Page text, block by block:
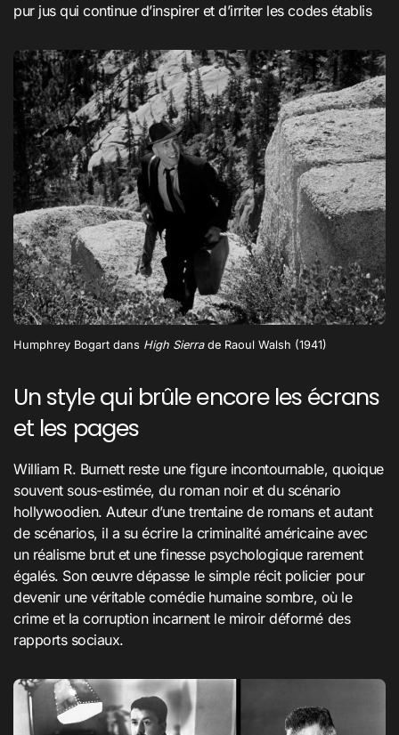
pur jus qui continue d’inspirer et d’irriter les codes établis
Humphrey Bogart dans High Sierrade Raoul Walsh (1941)
Un style qui brûle encore les écrans
et les pages
William R. Burnett reste une figure incontournable, quoique
souvent sous-estimée, du roman noir et du scénario
hollywoodien. Auteur d’une trentaine de romans et autant
de scénarios, il a su écrire la criminalité américaine avec
un réalisme brut et une finesse psychologique rarement
égalés. Son œuvre dépasse le simple récit policier pour
devenir une véritable comédie humaine sombre, où le
crime et la corruption incarnent le miroir déformé des
rapports sociaux.